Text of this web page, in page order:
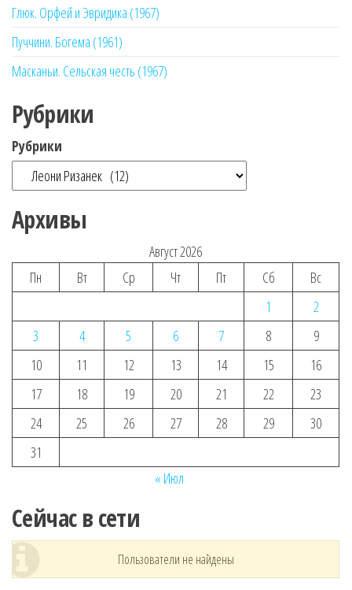
Глюк. Орфей и Эвридика (1967)
Пуччини. Богема (1961)
Масканьи. Сельская честь (1967)
Рубрики
Рубрики
Архивы
Август 2026
Пн
Вт Ср Чт Пт Сб
Вс
1
2
3
4 5 6 7 8
9
10
11 12 13 14 15
16
17
18 19 20 21 22
23
24
25 26 27 28 29
30
31
« Июл
Сейчас в сети
Пользователи не найдены